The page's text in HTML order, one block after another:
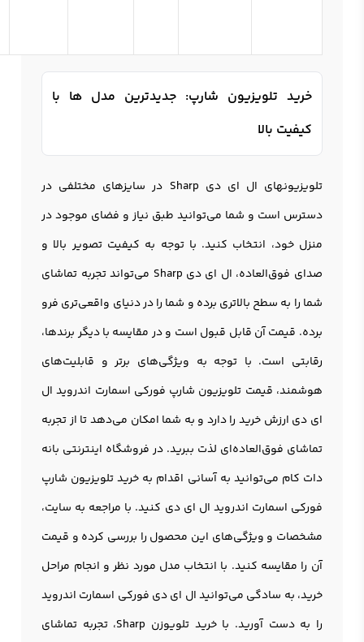
خرید تلویزیون شارپ: جدیدترین مدل ها با
کیفیت بالا
تلویزیونهای ال ای دی Sharp در سایزهای مختلفی در
دسترس است و شما می‌توانید طبق نیاز و فضای موجود در
منزل خود، انتخاب کنید. با توجه به کیفیت تصویر بالا و
صدای فوق‌العاده، ال ای دی Sharp می‌تواند تجربه تماشای
شما را به سطح بالاتری برده و شما را در دنیای واقعی‌تری فرو
برده. قیمت آن قابل قبول است و در مقایسه با دیگر برندها،
رقابتی است. با توجه به ویژگی‌های برتر و قابلیت‌های
هوشمند، قیمت تلویزیون شارپ فورکی اسمارت اندروید ال
ای دی ارزش خرید را دارد و به شما امکان می‌دهد تا از تجربه
تماشای فوق‌العاده‌ای لذت ببرید. در فروشگاه اینترنتی بانه
دات کام می‌توانید به آسانی اقدام به خرید تلویزیون شارپ
فورکی اسمارت اندروید ال ای دی کنید. با مراجعه به سایت،
مشخصات و ویژگی‌های این محصول را بررسی کرده و قیمت
آن را مقایسه کنید. با انتخاب مدل مورد نظر و انجام مراحل
خرید، به سادگی می‌توانید ال ای دی فورکی اسمارت اندروید
را به دست آورید. با خرید تلویوزن Sharp، تجربه تماشای